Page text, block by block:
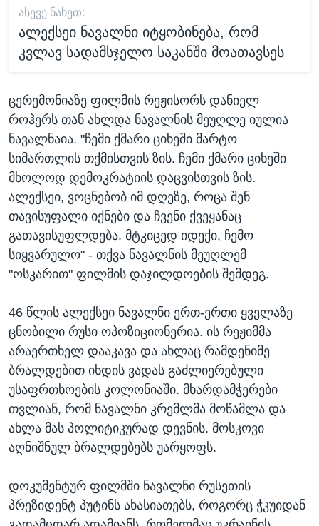
ᲐᲡᲔᲕᲔ ᲜᲐᲮᲔᲗ:
ალექსეი ნავალნი იტყობინება, რომ
კვლავ სადამსჯელო საკანში მოათავსეს
ცერემონიაზე ფილმის რეჟისორს დანიელ
როჰერს თან ახლდა ნავალნის მეუღლე იულია
ნავალნაია. "ჩემი ქმარი ციხეში მარტო
სიმართლის თქმისთვის ზის. ჩემი ქმარი ციხეში
მხოლოდ დემოკრატიის დაცვისთვის ზის.
ალექსეი, ვოცნებობ იმ დღეზე, როცა შენ
თავისუფალი იქნები და ჩვენი ქვეყანაც
გათავისუფლდება. მტკიცედ იდექი, ჩემო
სიყვარულო" - თქვა ნავალნის მეუღლემ
"ოსკარით" ფილმის დაჯილდოების შემდეგ.
46 წლის ალექსეი ნავალნი ერთ-ერთი ყველაზე
ცნობილი რუსი ოპოზიციონერია. ის რეჟიმმა
არაერთხელ დააკავა და ახლაც რამდენიმე
ბრალდებით იხდის ვადას გაძლიერებული
უსაფრთხოების კოლონიაში. მხარდამჭერები
თვლიან, რომ ნავალნი კრემლმა მოწამლა და
ახლა მას პოლიტიკურად დევნის. მოსკოვი
აღნიშნულ ბრალდებებს უარყოფს.
დოკუმენტურ ფილმში ნავალნი რუსეთის
პრეზიდენტ პუტინს ახასიათებს, როგორც ჭკუიდან